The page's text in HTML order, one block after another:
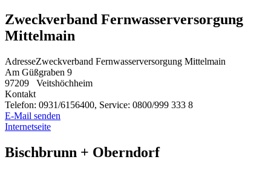
Zweckverband Fernwasserversorgung
Mittelmain
AdresseZweckverband Fernwasserversorgung Mittelmain
Am Güßgraben 9
97209
Veitshöchheim
Kontakt
Telefon: 0931/6156400, Service: 0800/999 333 8
E-Mail senden
Internetseite
Bischbrunn + Oberndorf